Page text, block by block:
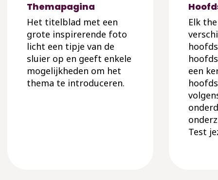
Themapagina
Het titelblad met een
grote inspirerende foto
licht een tipje van de
sluier op en geeft enkele
mogelijkheden om het
thema te introduceren.
Elk
een
Test